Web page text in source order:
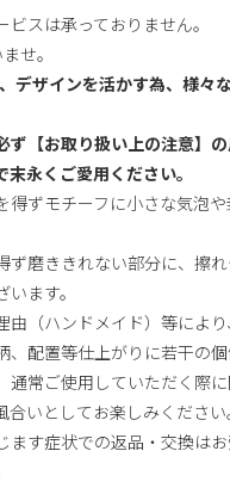
スは承っておりません。
せ。
ザインを活かす為、様々
ず【お取り扱い上の注意】
永くご愛用ください。
ずモチーフに小さな気泡
ず磨ききれない部分に、擦
ます。
（ハンドメイド）等によ
、配置等仕上がりに若干の個
通常ご使用していただく際
合いとしてお楽しみください
ます症状での返品・交換は